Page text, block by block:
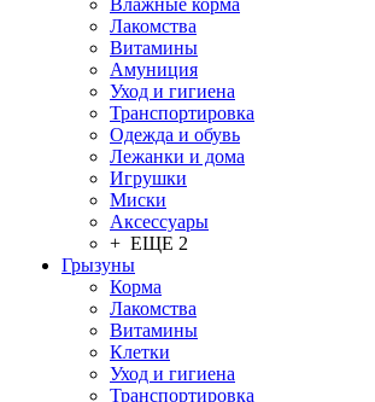
Влажные корма
Лакомства
Витамины
Амуниция
Уход и гигиена
Транспортировка
Одежда и обувь
Лежанки и дома
Игрушки
Миски
Аксессуары
+ ЕЩЕ 2
Грызуны
Корма
Лакомства
Витамины
Клетки
Уход и гигиена
Транспортировка